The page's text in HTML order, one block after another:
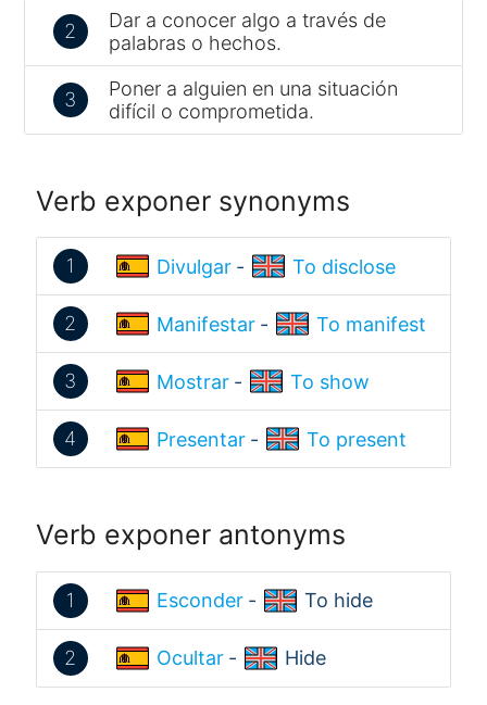
2
Dar a conocer algo a través de
palabras o hechos.
3
Poner a alguien en una situación
difícil o comprometida.
Verb exponer synonyms
1 Divulgar - To disclose
2 Manifestar - To manifest
3 Mostrar - To show
4 Presentar - To present
Verb exponer antonyms
1 Esconder - To hide
2 Ocultar - Hide